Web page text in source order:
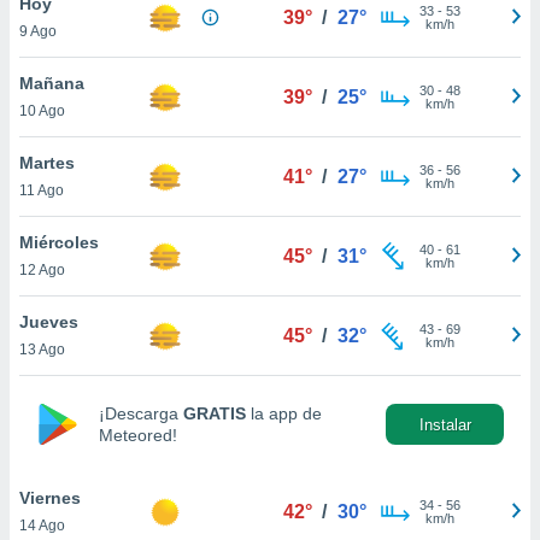
en
más
y
de
aceptar
de
9 Ago
39° / 27° 33- 53
km/h
Mañana
10 Ago
39° / 25° 30- 48
km/h
Martes
11 Ago
41° / 27° 36- 56
km/h
Miércoles
12 Ago
45° / 31° 40- 61
km/h
Jueves
13 Ago
45° / 32° 43- 69
km/h
¡Descarga GRATIS la app de
Meteored!
Instalar
Viernes
14 Ago
42° / 30° 34- 56
km/h